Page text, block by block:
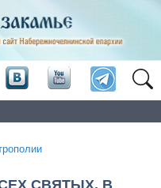
СВЯТЫХ, В